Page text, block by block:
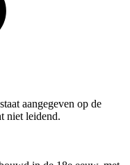
aangegeven op de
niet leidend.